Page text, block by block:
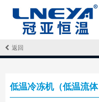
返回
Home
低温冷冻机（低温流体